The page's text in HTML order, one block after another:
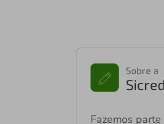
Sobre a
Fazemos